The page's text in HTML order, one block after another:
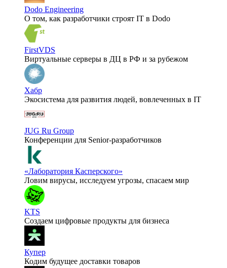
Dodo Engineering
О том, как разработчики строят IT в Dodo
FirstVDS
Виртуальные серверы в ДЦ в РФ и за рубежом
Хабр
Экосистема для развития людей, вовлеченных в IT
JUG Ru Group
Конференции для Senior-разработчиков
«Лаборатория Касперского»
Ловим вирусы, исследуем угрозы, спасаем мир
KTS
Создаем цифровые продукты для бизнеса
Купер
Кодим будущее доставки товаров